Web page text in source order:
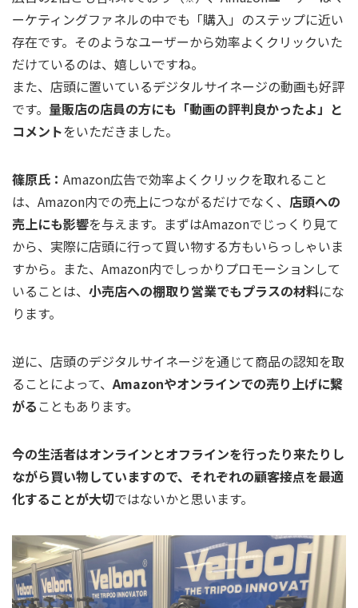
ーケティングファネルの中でも「購入」のステップに近い
存在です。そのようなユーザーから効率よくクリックいた
だけているのは、嬉しいですね。
また、店頭に置いているデジタルサイネージの動画も好評
です。 量販店の店員の方にも「動画の評判良かったよ」と
コメントをいただきました。
篠原氏： Amazon広告で効率よくクリックを取れること
は、Amazon内での売上につながるだけでなく、 店頭への
売上にも影響を与えます。まずはAmazonでじっくり見て
から、実際に店頭に行って買い物する方もいらっしゃいま
すから。また、Amazon内でしっかりプロモーションして
いることは、 小売店への棚取り営業でもプラスの材料にな
ります。
逆に、店頭のデジタルサイネージを通じて商品の認知を取
ることによって、Amazonやオンラインでの売り上げに繋
がる こともあります。
今の生活者はオンラインとオフラインを行ったり来たりし
ながら買い物していますので、それぞれの顧客接点を最適
化することが大切ではないかと思います。